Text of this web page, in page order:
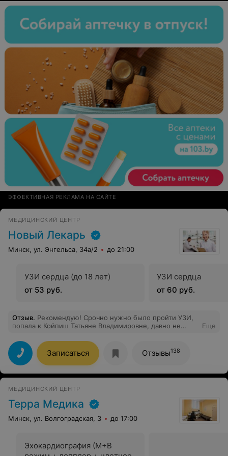
подбодрить, успокоить, и настроить на положительный
объясняет. С первого визита располагает к себе.
Консультацией осталась довольна. Огромное спасибо!
Успехов и процветания клинике.
ЭФФЕКТИВНАЯ РЕКЛАМА НА САЙТЕ
МЕДИЦИНСКИЙ ЦЕНТР
Новый Лекарь
Минск, ул. Энгельса, 34а/2 до 21:00
УЗИ сердца (до 18 лет)
от 53 руб.
УЗИ сердца
от 60 руб.
Отзыв. Рекомендую! Срочно нужно было пройти УЗИ,
попала к Койпиш Татьяне Владимировне, давно не
Еще
Записаться Отзывы138
МЕДИЦИНСКИЙ ЦЕНТР
Терра Медика
Минск, ул. Волгоградская, 3 до 17:00
Эхокардиография (М+В